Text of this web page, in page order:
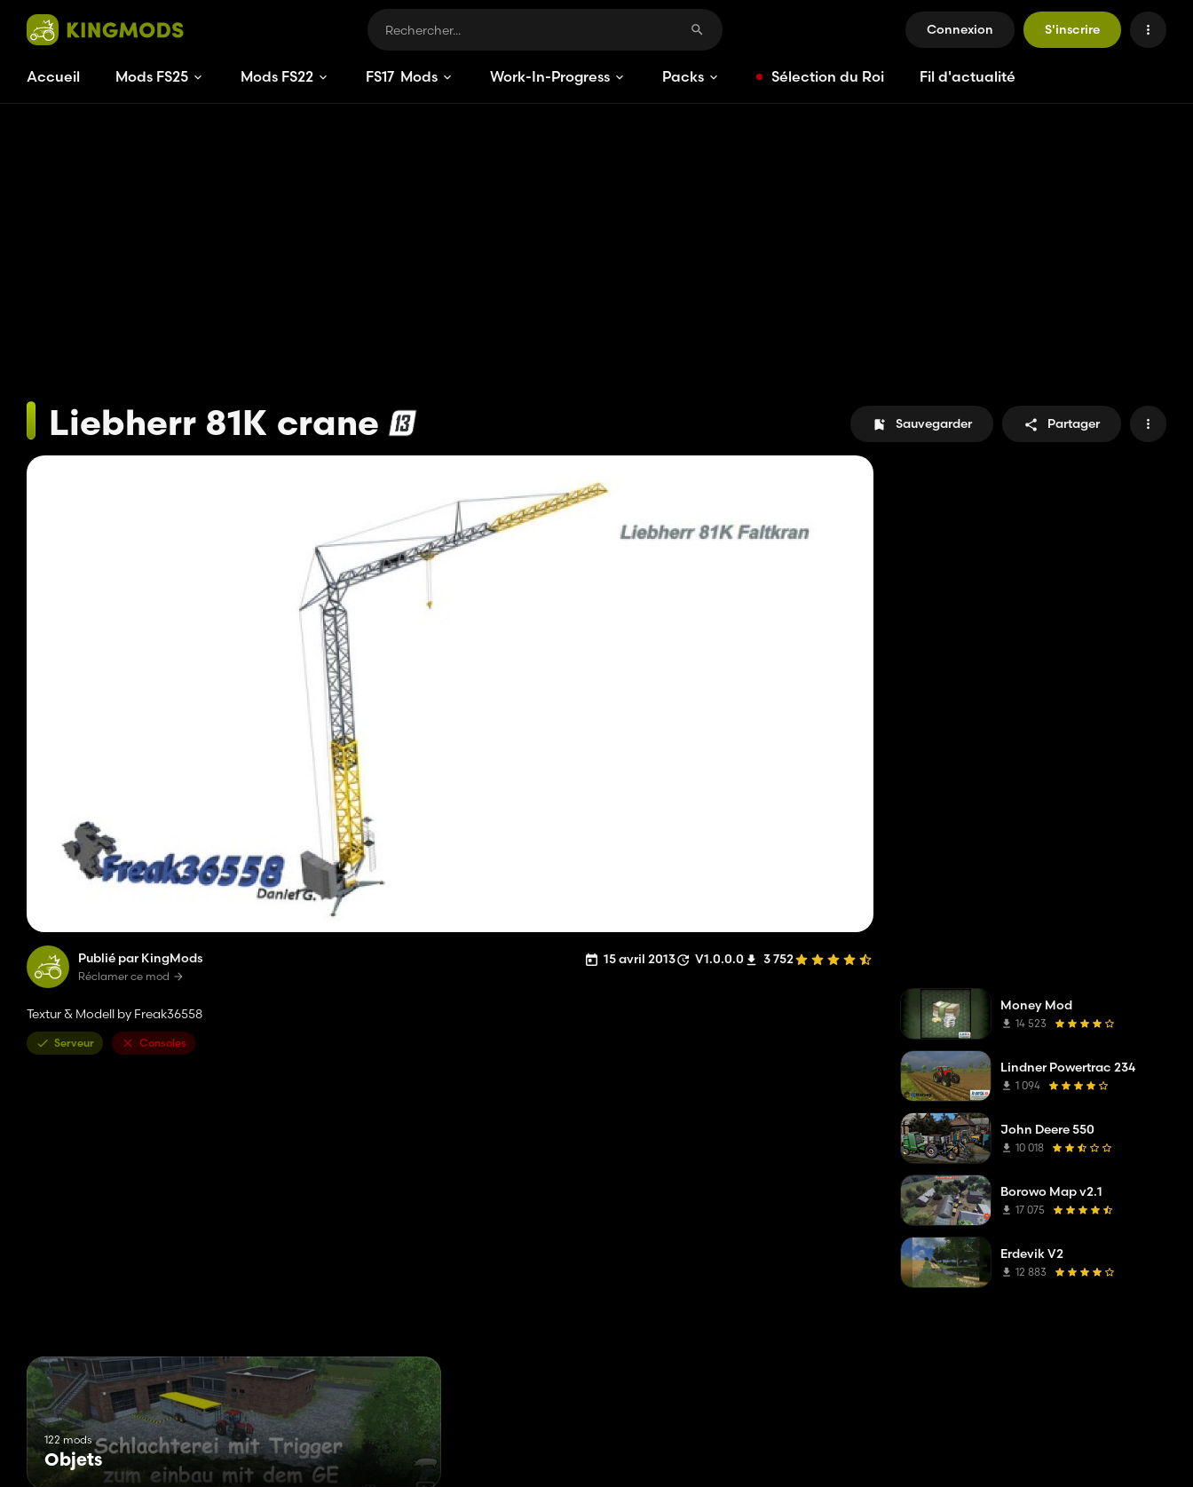
Connexion S'inscrire
Accueil Mods FS25 Mods FS22 FS17 Mods Work-In-Progress Packs Sélection du Roi Fil d'actualité
Liebherr 81K crane Sauvegarder Partager
Publié par KingMods
Réclamer ce mod
15 avril 2013 V1.0.0.0 3 752
Textur & Modell by Freak36558
Serveur Consoles
122 mods
Objets
Money Mod
14 523
Lindner Powertrac 234
1 094
John Deere 550
10 018
Borowo Map v2.1
17 075
Erdevik V2
12 883